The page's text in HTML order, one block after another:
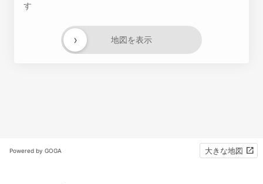
す
地図を表示
›
Powered by GOGA 大きな地図